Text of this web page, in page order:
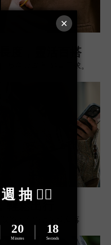
長度，靈活百搭
身高與 需求。
輕鬆出行
隨用不怕遺失或滑落